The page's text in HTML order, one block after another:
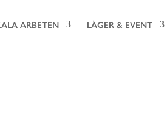
ARBETEN LÄGER & EVENT